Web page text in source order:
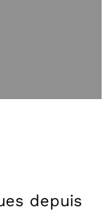
depuis